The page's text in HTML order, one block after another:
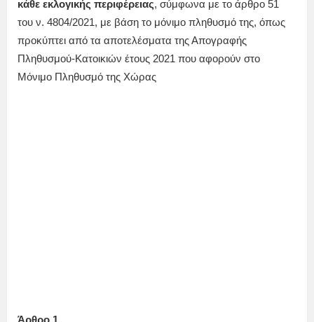
κάθε εκλογικής περιφέρειας, σύμφωνα με το άρθρο 51
του ν. 4804/2021, με βάση το μόνιμο πληθυσμό της, όπως
προκύπτει από τα αποτελέσματα της Απογραφής
Πληθυσμού-Κατοικιών έτους 2021 που αφορούν στο
Μόνιμο Πληθυσμό της Χώρας